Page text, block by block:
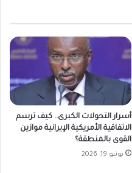
أسرار التحولات الكبرى.. كيف ترسم
الاتفاقية الأمريكية الإيرانية موازين
القوى بالمنطقة؟
يونيو 19, 2026